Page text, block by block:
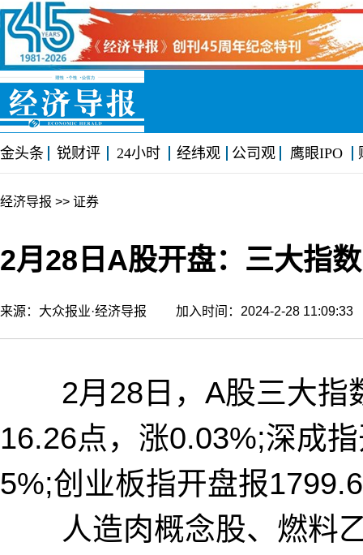
金头条 锐财评 24小时 经纬观 公司观 鹰眼IPO
经济导报 >> 证券
2月28日A股开盘：三大指
来源：大众报业·经济导报 加入时间：2024-2-28
2月28日，A股三大指
16.26点，涨0.03%;深成
5%;创业板指开盘报
人造肉概念股、燃料乙